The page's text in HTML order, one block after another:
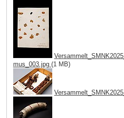
mus_003.jpg (1 MB)